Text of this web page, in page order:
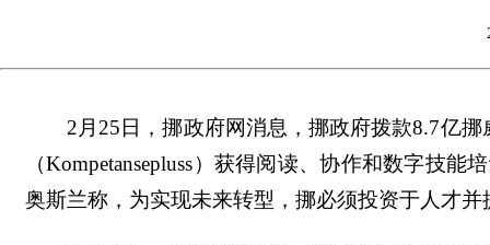
2月25日，挪政府网消息，挪政府拨款8.7亿
（Kompetansepluss）获得阅读、协作和数字技
奥斯兰称，为实现未来转型，挪必须投资于人才